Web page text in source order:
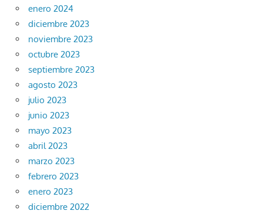
enero 2024
diciembre 2023
noviembre 2023
octubre 2023
septiembre 2023
agosto 2023
julio 2023
junio 2023
mayo 2023
abril 2023
marzo 2023
febrero 2023
enero 2023
diciembre 2022